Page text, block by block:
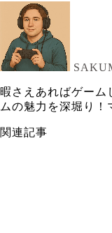
暇さえあればゲーム
ムの魅力を深堀り！
関連記事